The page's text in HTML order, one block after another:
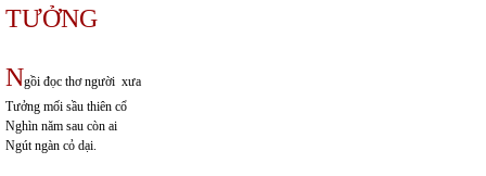
TƯỞNG
Ngồi đọc thơ người xưa
Tưởng mối sầu thiên cổ
Nghìn năm sau còn ai
Ngút ngàn cỏ dại.